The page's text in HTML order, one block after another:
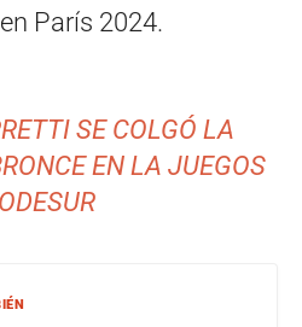
París 2024.
SE COLGÓ LA
EN LA JUEGOS
ODESUR